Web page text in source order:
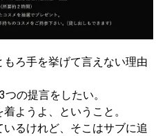
もろ手を挙げて言えない理由
の提言をしたい。
ようよ、ということ。
るけれど、そこはサブに追